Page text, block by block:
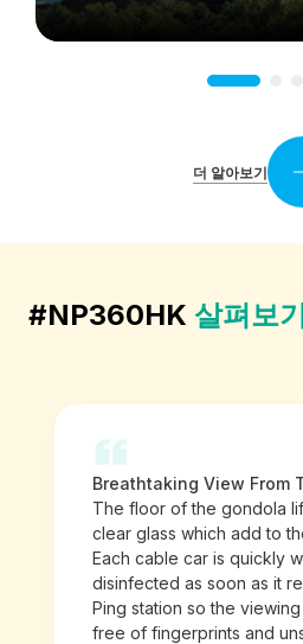
더 알아보기
#NP360HK 살펴보기
Breathtaking View From
The floor of the gondola
clear glass which add to
Each cable car is quickly
disinfected as soon as it
Ping station so the
free of fingerprints and